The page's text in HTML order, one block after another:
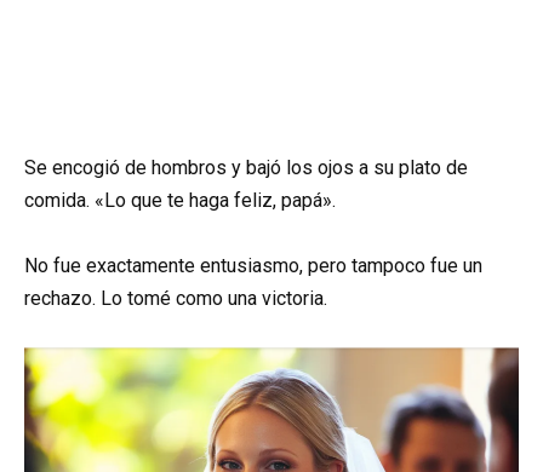
Se encogió de hombros y bajó los ojos a su plato de
comida. «Lo que te haga feliz, papá».
No fue exactamente entusiasmo, pero tampoco fue un
rechazo. Lo tomé como una victoria.